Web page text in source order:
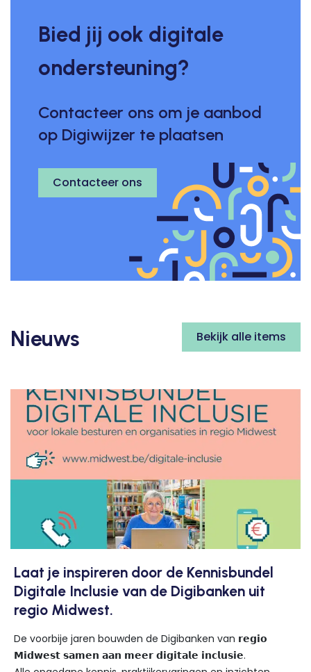
Bied jij ook digitale
ondersteuning?
Contacteer ons om je aanbod
op Digiwijzer te plaatsen
Contacteer ons
Nieuws Bekijk alle items
Laat je inspireren door de Kennisbundel
Digitale Inclusie van de Digibanken uit
regio Midwest.
De voorbije jaren bouwden de Digibanken van 𝗿𝗲𝗴𝗶𝗼
𝗠𝗶𝗱𝘄𝗲𝘀𝘁 𝘀𝗮𝗺𝗲𝗻 𝗮𝗮𝗻 𝗺𝗲𝗲𝗿 𝗱𝗶𝗴𝗶𝘁𝗮𝗹𝗲 𝗶𝗻𝗰𝗹𝘂𝘀𝗶𝗲.